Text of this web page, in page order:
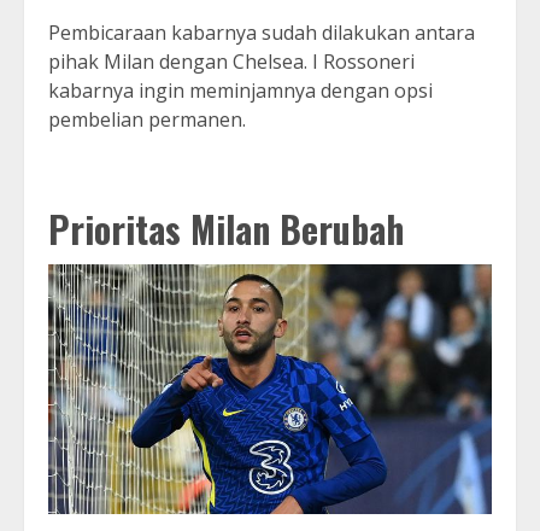
Pembicaraan kabarnya sudah dilakukan antara
pihak Milan dengan Chelsea. I Rossoneri
kabarnya ingin meminjamnya dengan opsi
pembelian permanen.
Prioritas Milan Berubah